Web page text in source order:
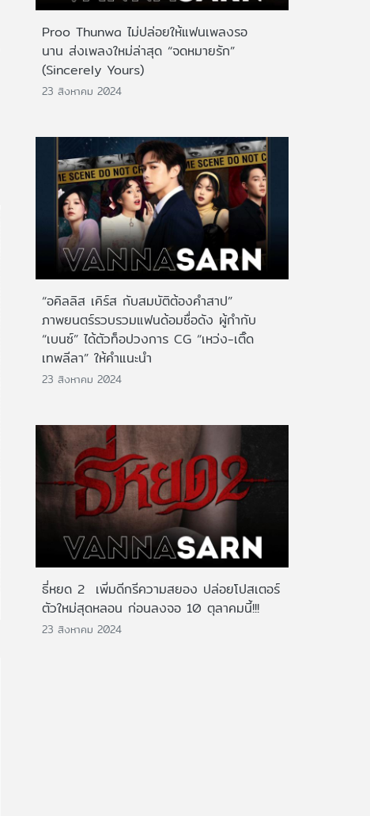
Proo Thunwa ไม่ปล่อยให้แฟนเพลงรอ
นาน ส่งเพลงใหม่ล่าสุด “จดหมายรัก”
(Sincerely Yours)
23 สิงหาคม 2024
“อคิลลิส เคิร์ส กับสมบัติต้องคำสาป”
ภาพยนตร์รวบรวมแฟนด้อมชื่อดัง ผู้กำกับ
“เบนซ์” ได้ตัวท็อปวงการ CG “เหว่ง-เติ๊ด
เทพลีลา” ให้คำแนะนำ
23 สิงหาคม 2024
ธี่หยด 2 เพิ่มดีกรีความสยอง ปล่อยโปสเตอร์
ตัวใหม่สุดหลอน ก่อนลงจอ 10 ตุลาคมนี้!!!
23 สิงหาคม 2024